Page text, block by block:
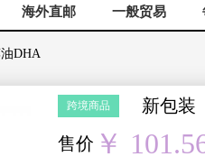
海外直邮 一般贸易
DHA
跨境商品
新包装
售价 ￥